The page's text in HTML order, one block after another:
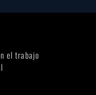
el trabajo